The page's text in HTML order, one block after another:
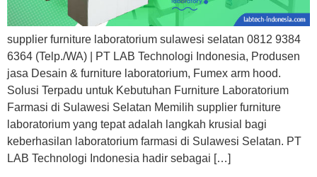
supplier furniture laboratorium sulawesi selatan 0812 9384
6364 (Telp./WA) | PT LAB Technologi Indonesia, Produsen
jasa Desain & furniture laboratorium, Fumex arm hood.
Solusi Terpadu untuk Kebutuhan Furniture Laboratorium
Farmasi di Sulawesi Selatan Memilih supplier furniture
laboratorium yang tepat adalah langkah krusial bagi
keberhasilan laboratorium farmasi di Sulawesi Selatan. PT
LAB Technologi Indonesia hadir sebagai […]